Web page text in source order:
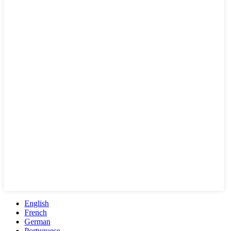
English
French
German